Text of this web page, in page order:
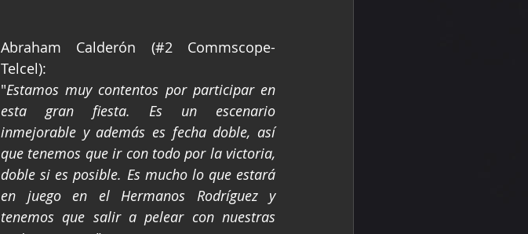
Abraham Calderón (#2 Commscope-
Telcel):
"Estamos muy contentos por participar en
esta gran fiesta. Es un escenario
inmejorable y además es fecha doble, así
que tenemos que ir con todo por la victoria,
doble si es posible. Es mucho lo que estará
en juego en el Hermanos Rodríguez y
tenemos que salir a pelear con nuestras